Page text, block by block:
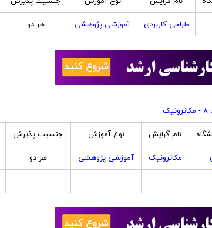
طراحی کاربردی آموزشی پژوهشی هر دو
نام گرایش نوع آموزش جنسیت پذیرش
مکاترونیک آموزشی پژوهشی هر دو